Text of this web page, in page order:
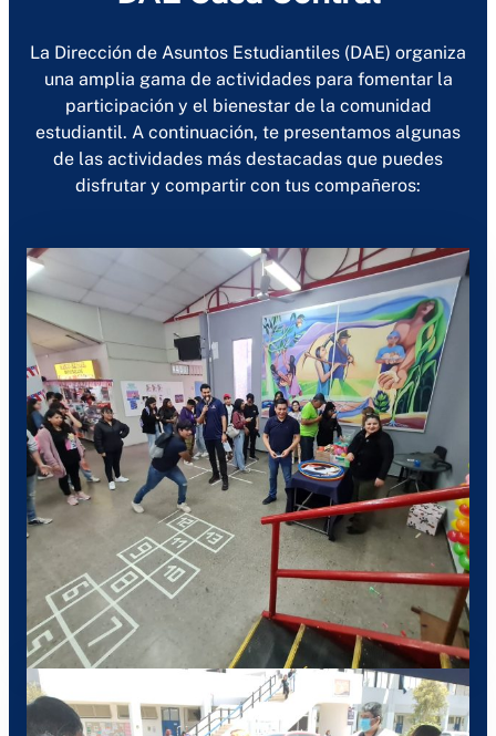
La Dirección de Asuntos Estudiantiles (DAE) organiza
una amplia gama de actividades para fomentar la
participación y el bienestar de la comunidad
estudiantil. A continuación, te presentamos algunas
de las actividades más destacadas que puedes
disfrutar y compartir con tus compañeros: